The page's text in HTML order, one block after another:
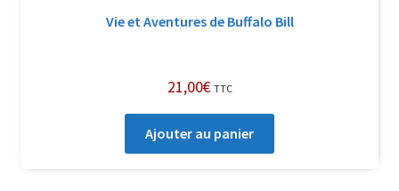
Vie et Aventures de Buffalo Bill
21,00€ TTC
Ajouter au panier